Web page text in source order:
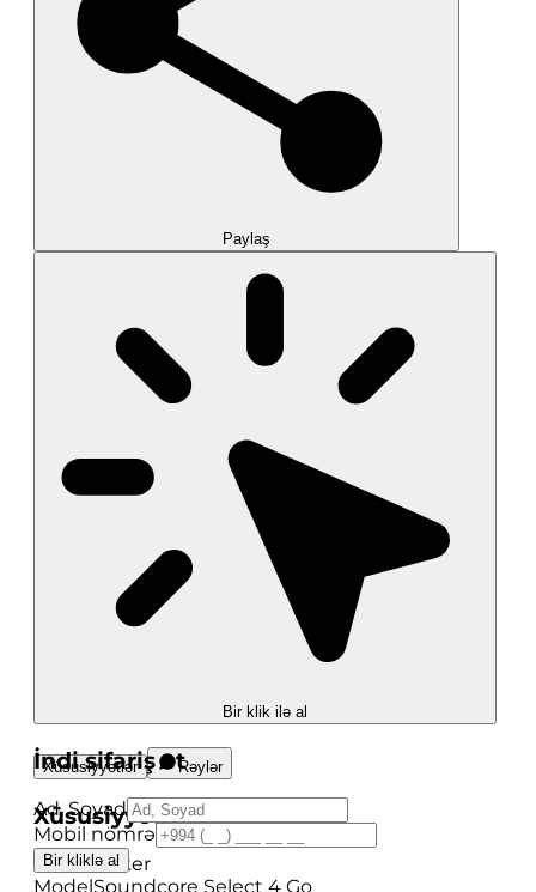
Paylaş
Bir klik ilə al
İndi sifariş et
Ad, Soyad
Mobil nömrə
Bir kliklə al
Xüsusiyyətlər Rəylər
Xüsusiyyətlər
BrendAnker
ModelSoundcore Select 4 Go